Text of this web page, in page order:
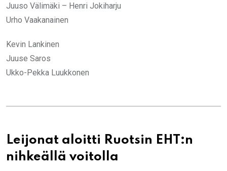
Juuso Välimäki – Henri Jokiharju
Urho Vaakanainen
Kevin Lankinen
Juuse Saros
Ukko-Pekka Luukkonen
Leijonat aloitti Ruotsin EHT:n
nihkeällä voitolla